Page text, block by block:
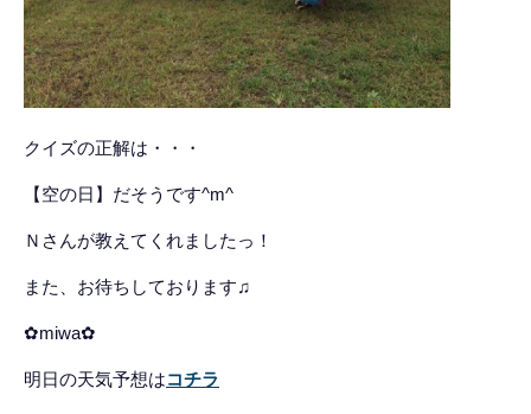
クイズの正解は・・・
【空の日】だそうです^m^
Ｎさんが教えてくれましたっ！
また、お待ちしております♫
✿miwa✿
明日の天気予想はコチラ